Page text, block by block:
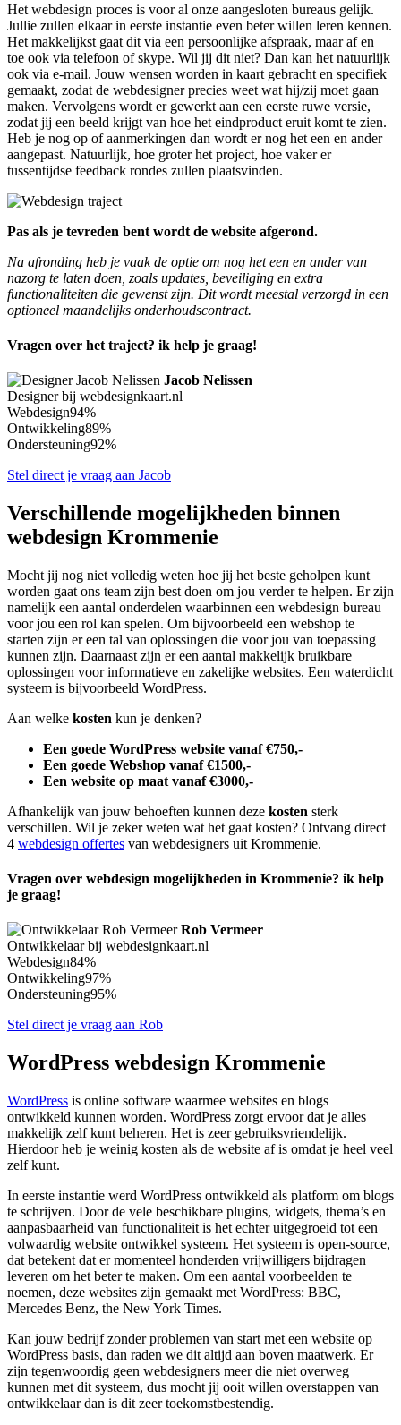
Het webdesign proces is voor al onze aangesloten bureaus gelijk.
Jullie zullen elkaar in eerste instantie even beter willen leren kennen.
Het makkelijkst gaat dit via een persoonlijke afspraak, maar af en
toe ook via telefoon of skype. Wil jij dit niet? Dan kan het natuurlijk
ook via e-mail. Jouw wensen worden in kaart gebracht en specifiek
gemaakt, zodat de webdesigner precies weet wat hij/zij moet gaan
maken. Vervolgens wordt er gewerkt aan een eerste ruwe versie,
zodat jij een beeld krijgt van hoe het eindproduct eruit komt te zien.
Heb je nog op of aanmerkingen dan wordt er nog het een en ander
aangepast. Natuurlijk, hoe groter het project, hoe vaker er
tussentijdse feedback rondes zullen plaatsvinden.
Pas als je tevreden bent wordt de website afgerond.
Na afronding heb je vaak de optie om nog het een en ander van
nazorg te laten doen, zoals updates, beveiliging en extra
functionaliteiten die gewenst zijn. Dit wordt meestal verzorgd in een
optioneel maandelijks onderhoudscontract.
Vragen over het traject? ik help je graag!
Jacob Nelissen
Designer bij webdesignkaart.nl
Webdesign94%
Ontwikkeling89%
Ondersteuning92%
Stel direct je vraag aan Jacob
Verschillende mogelijkheden binnen
webdesign Krommenie
Mocht jij nog niet volledig weten hoe jij het beste geholpen kunt
worden gaat ons team zijn best doen om jou verder te helpen. Er zijn
namelijk een aantal onderdelen waarbinnen een webdesign bureau
voor jou een rol kan spelen. Om bijvoorbeeld een webshop te
starten zijn er een tal van oplossingen die voor jou van toepassing
kunnen zijn. Daarnaast zijn er een aantal makkelijk bruikbare
oplossingen voor informatieve en zakelijke websites. Een waterdicht
systeem is bijvoorbeeld WordPress.
Aan welke kosten kun je denken?
Een goede WordPress website vanaf €750,-
Een goede Webshop vanaf €1500,-
Een website op maat vanaf €3000,-
Afhankelijk van jouw behoeften kunnen deze kosten sterk
verschillen. Wil je zeker weten wat het gaat kosten? Ontvang direct
4 webdesign offertes van webdesigners uit Krommenie.
Vragen over webdesign mogelijkheden in Krommenie? ik help
je graag!
Rob Vermeer
Ontwikkelaar bij webdesignkaart.nl
Webdesign84%
Ontwikkeling97%
Ondersteuning95%
Stel direct je vraag aan Rob
WordPress webdesign Krommenie
WordPress is online software waarmee websites en blogs
ontwikkeld kunnen worden. WordPress zorgt ervoor dat je alles
makkelijk zelf kunt beheren. Het is zeer gebruiksvriendelijk.
Hierdoor heb je weinig kosten als de website af is omdat je heel veel
zelf kunt.
In eerste instantie werd WordPress ontwikkeld als platform om blogs
te schrijven. Door de vele beschikbare plugins, widgets, thema’s en
aanpasbaarheid van functionaliteit is het echter uitgegroeid tot een
volwaardig website ontwikkel systeem. Het systeem is open-source,
dat betekent dat er momenteel honderden vrijwilligers bijdragen
leveren om het beter te maken. Om een aantal voorbeelden te
noemen, deze websites zijn gemaakt met WordPress: BBC,
Mercedes Benz, the New York Times.
Kan jouw bedrijf zonder problemen van start met een website op
WordPress basis, dan raden we dit altijd aan boven maatwerk. Er
zijn tegenwoordig geen webdesigners meer die niet overweg
kunnen met dit systeem, dus mocht jij ooit willen overstappen van
ontwikkelaar dan is dit zeer toekomstbestendig.